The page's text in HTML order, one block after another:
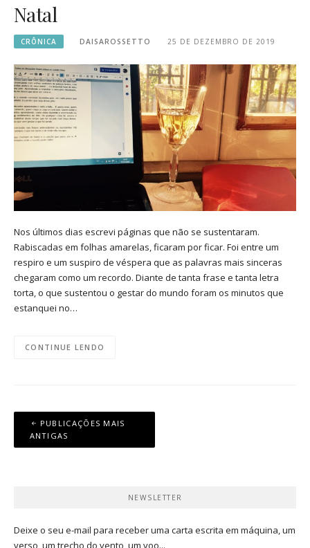
Natal
CRÔNICA DAISAROSSETTO 25 DE DEZEMBRO DE 2019
Nos últimos dias escrevi páginas que não se sustentaram.
Rabiscadas em folhas amarelas, ficaram por ficar. Foi entre um
respiro e um suspiro de véspera que as palavras mais sinceras
chegaram como um recordo. Diante de tanta frase e tanta letra
torta, o que sustentou o gestar do mundo foram os minutos que
estanquei no…
CONTINUE LENDO
Navegação
por
PUBLICAÇÕES MAIS
ANTIGAS
NEWSLETTER
Deixe o seu e-mail para receber uma carta escrita em máquina, um
verso, um trecho do vento, um voo...